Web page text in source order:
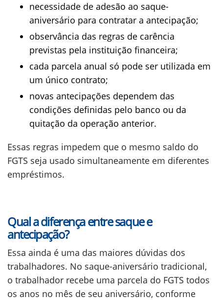
necessidade de adesão ao saque-
aniversário para contratar a antecipação;
observância das regras de carência
previstas pela instituição financeira;
cada parcela anual só pode ser utilizada em
um único contrato;
novas antecipações dependem das
condições definidas pelo banco ou da
quitação da operação anterior.
Essas regras impedem que o mesmo saldo do
FGTS seja usado simultaneamente em diferentes
empréstimos.
Qual a diferença entre saque e
antecipação?
Essa ainda é uma das maiores dúvidas dos
trabalhadores. No saque-aniversário tradicional,
o trabalhador recebe uma parcela do FGTS todos
os anos no mês de seu aniversário, conforme